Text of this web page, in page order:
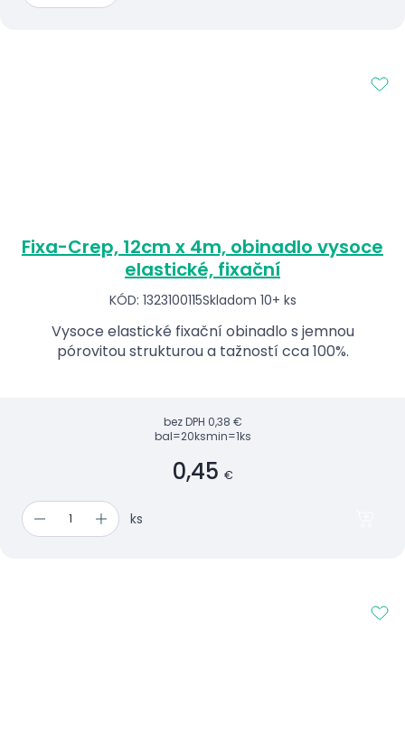
Fixa-Crep, 12cm x 4m, obinadlo vysoce
elastické, fixační
KÓD: 1323100115Skladom 10+ ks
Vysoce elastické fixační obinadlo s jemnou
pórovitou strukturou a tažností cca 100%.
bez DPH 0,38 €
bal=20ksmin=1ks
0,45 €
ks